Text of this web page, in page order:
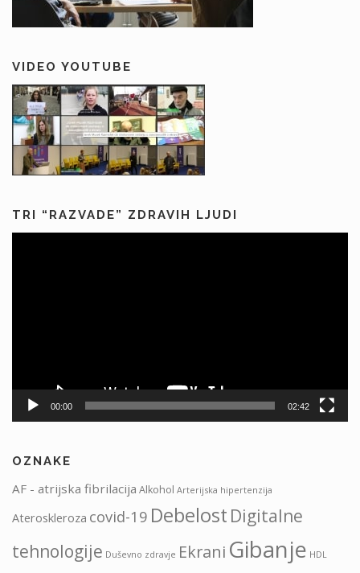
VIDEO YOUTUBE
TRI “RAZVADE” ZDRAVIH LJUDI
00:00 02:42
OZNAKE
AF - atrijska fibrilacija Alkohol Arterijska hipertenzija
Ateroskleroza covid-19 Debelost Digitalne
tehnologije Duševno zdravje Ekrani Gibanje HDL